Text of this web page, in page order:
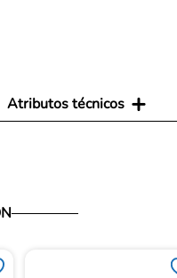
Atributos técnicos